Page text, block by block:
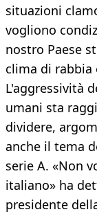
situazioni
vogliono
nostro Paese
clima di rabbia
L'aggressività
umani sta
dividere,
anche il tema
serie A. «Non
italiano» ha
presidente